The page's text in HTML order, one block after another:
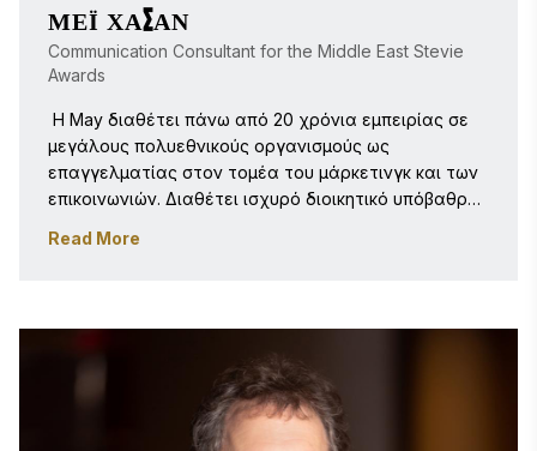
ΜΈΙ ΧΑΣΆΝ
Communication Consultant for the Middle East Stevie
Awards
Η May διαθέτει πάνω από 20 χρόνια εμπειρίας σε
μεγάλους πολυεθνικούς οργανισμούς ως
επαγγελματίας στον τομέα του μάρκετινγκ και των
επικοινωνιών. Διαθέτει ισχυρό διοικητικό υπόβαθρο
σύνθετα σχέδια στο πλαίσιο των καθηκόντων της.
Έχει αποδεδειγμένο ιστορικό στην άμεση
υποστήριξη επιχειρηματικών αναγκών. Η May
προωθεί το πρόγραμμα Stevie Awards για τη Μέση
Ανατολή και τη Βόρεια Αφρική, το οποίο καλύπτει 18
Read More